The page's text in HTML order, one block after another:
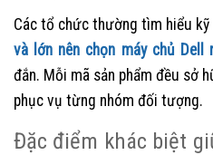
Các tổ chức thường tìm hiểu
và lớn nên chọn máy chủ Dell
đắn. Mỗi mã sản phẩm đều sở
phục vụ từng nhóm đối tượng.
Đặc điểm khác biệt